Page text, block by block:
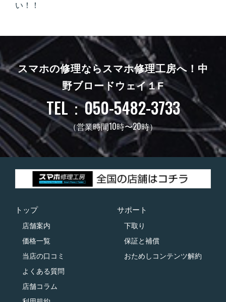
い！！
スマホの修理ならスマホ修理工房へ！ 中
野ブロードウェイ１F
TEL：050-5482-3733
（営業時間10時〜20時）
トップ
店舗案内
価格一覧
当店の口コミ
よくある質問
店舗コラム
サポート
下取り
保証と補償
おためしコンテンツ解約